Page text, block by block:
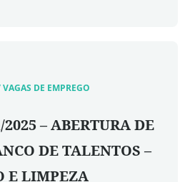
DE EMPREGO
– ABERTURA DE
DE TALENTOS –
E LIMPEZA